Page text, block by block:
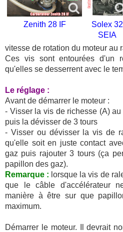
Zenith 28 IF
Solex 32
SEIA
vitesse de rotation du moteur au
Ces vis sont entourées d'un
qu'elles se desserrent avec le
Le réglage :
Avant de démarrer le moteur :
- Visser la vis de richesse (A)
puis la dévisser de 3 tours
- Visser ou dévisser la vis de
qu'elle soit en juste contact
gaz puis rajouter 3 tours (ça
papillon des gaz).
Remarque : lorsque la vis de
que le câble d'accélérateur
manière à être sur que
maximum.
Démarrer le moteur. Il devrait